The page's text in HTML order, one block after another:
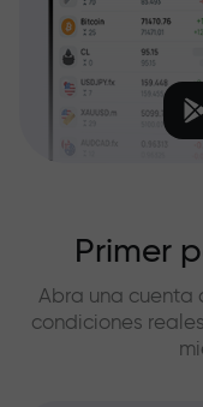
Primer
Abra una cuenta
condiciones